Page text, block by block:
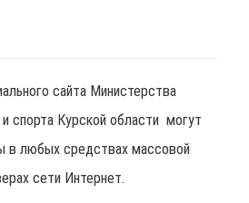
сайта Министерства
спорта Курской области могут
в любых средствах массовой
сети Интернет.